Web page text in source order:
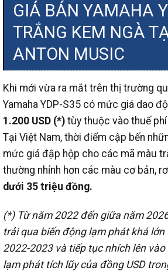
GIÁ BÁN YAMAHA
TRẮNG KEM NGÀ
ANTON MUSIC
Khi mới vừa ra mắt trên thị trường
Yamaha YDP-S35 có mức giá dao
1.200 USD (*) tùy thuộc vào thuế
Tại Việt Nam, thời điểm cập bến
mức giá đập hộp cho các mã màu
thường nhỉnh hơn các màu cơ bản,
dưới 35 triệu đồng.
(*) Từ năm 2022 đến giữa năm
trải qua biến động lạm phát khá
2022-2023 và tiếp tục nhích lên
lạm phát tích lũy của đồng USD